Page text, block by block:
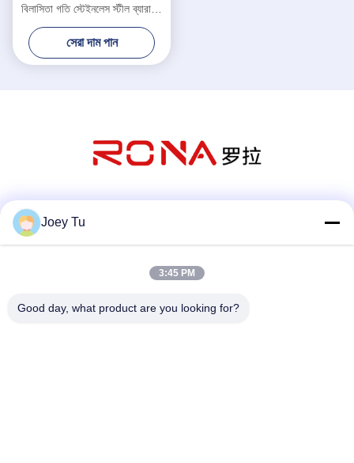
বিলাসিতা গতি স্টেইনলেস স্টীল ব্যারায়ার
গেট
সেরা দাম পান
টেলিফোন
Joey Tu
3:45 PM
Good day, what product are you looking for?